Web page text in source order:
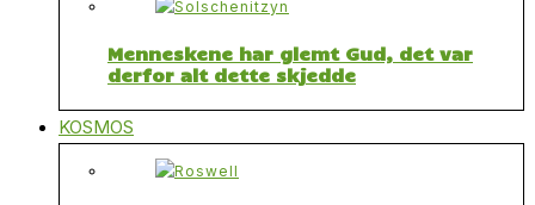
Menneskene har glemt Gud, det var
derfor alt dette skjedde
KOSMOS